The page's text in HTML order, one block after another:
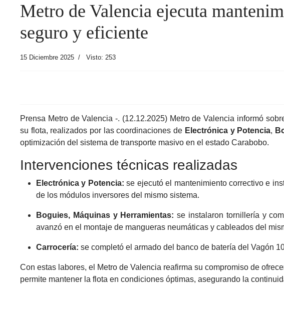
Metro de Valencia ejecuta
seguro y eficiente
15 Diciembre 2025 Visto: 253
Prensa Metro de Valencia -. (12.12.2025) Metro de Valencia informó
su flota, realizados por las coordinaciones de Electrónica y Potencia,
optimización del sistema de transporte masivo en el estado Carabobo.
Intervenciones técnicas realizadas
Electrónica y Potencia: se ejecutó el mantenimiento correctivo e
de los módulos inversores del mismo sistema.
Boguies, Máquinas y Herramientas: se instalaron tornillería y
avanzó en el montaje de mangueras neumáticas y cableados del
Carrocería: se completó el armado del banco de batería del Vagón
Con estas labores, el Metro de Valencia reafirma su compromiso de
permite mantener la flota en condiciones óptimas, asegurando la